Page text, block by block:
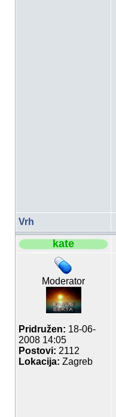
Vrh
kate
Moderator
Pridružen: 18-06-
2008 14:05
Postovi: 2112
Lokacija: Zagreb